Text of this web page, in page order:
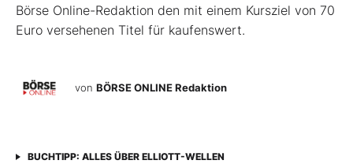
Börse Online-Redaktion den mit einem Kursziel von 70
Euro versehenen Titel für kaufenswert.
von BÖRSE ONLINE Redaktion
BUCHTIPP: ALLES ÜBER ELLIOTT-WELLEN